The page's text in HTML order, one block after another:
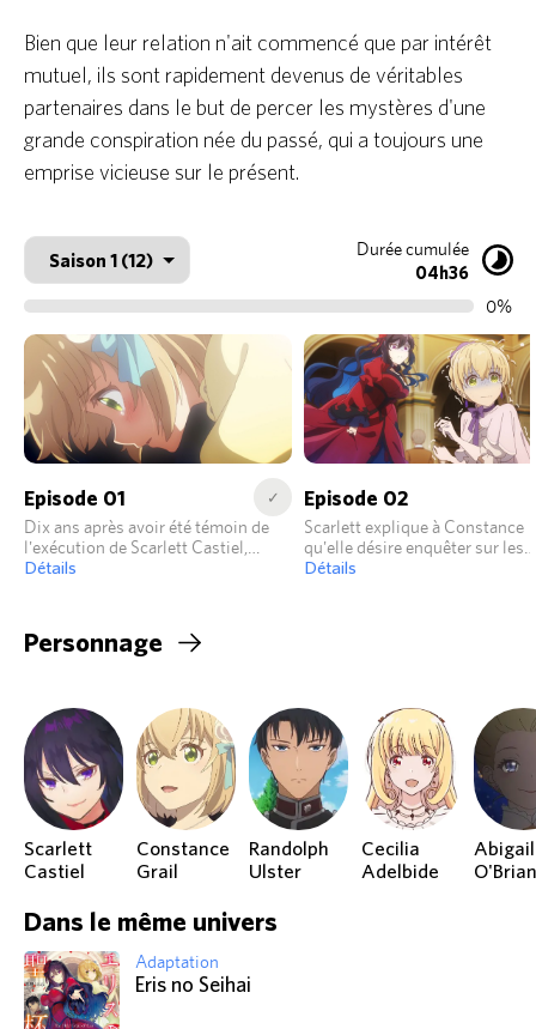
Bien que leur relation n'ait commencé que par intérêt
mutuel, ils sont rapidement devenus de véritables
partenaires dans le but de percer les mystères d'une
grande conspiration née du passé, qui a toujours une
emprise vicieuse sur le présent.
Durée cumulée
04h36
0%
Episode 01 ✓
Dix ans après avoir été témoin de
l'exécution de Scarlett Castiel,
Constance Grail est accusée de
Détails
Episode 02
Scarlett explique à Constance
qu'elle désire enquêter sur les
circonstances qui l'ont
Détails
Personnage
Scarlett
Castiel
Constance
Grail
Randolph
Ulster
Cecilia
Adelbide
Abigail
O'Brian
Dans le même univers
Adaptation
Eris no Seihai